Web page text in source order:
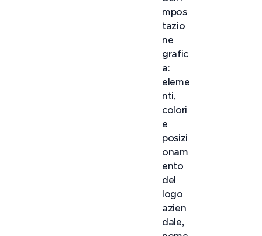
mpos
tazio
ne
grafic
a:
eleme
nti,
colori
e
posizi
onam
ento
del
logo
azien
dale,